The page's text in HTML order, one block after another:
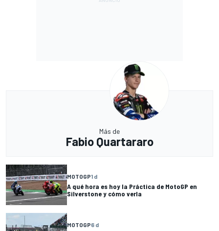
Más de
Fabio Quartararo
MOTOGP1 d
A qué hora es hoy la Práctica de MotoGP en
Silverstone y cómo verla
MOTOGP6 d